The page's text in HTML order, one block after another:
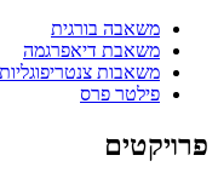
משאבה בורגית
משאבת דיאפרגמה
משאבות צנטריפוגליות
פילטר פרס
פרויקטים